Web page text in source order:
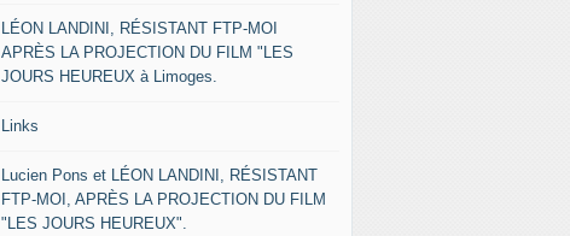
LÉON LANDINI, RÉSISTANT FTP-MOI
APRÈS LA PROJECTION DU FILM "LES
JOURS HEUREUX à Limoges.
Links
Lucien Pons et LÉON LANDINI, RÉSISTANT
FTP-MOI, APRÈS LA PROJECTION DU FILM
"LES JOURS HEUREUX".